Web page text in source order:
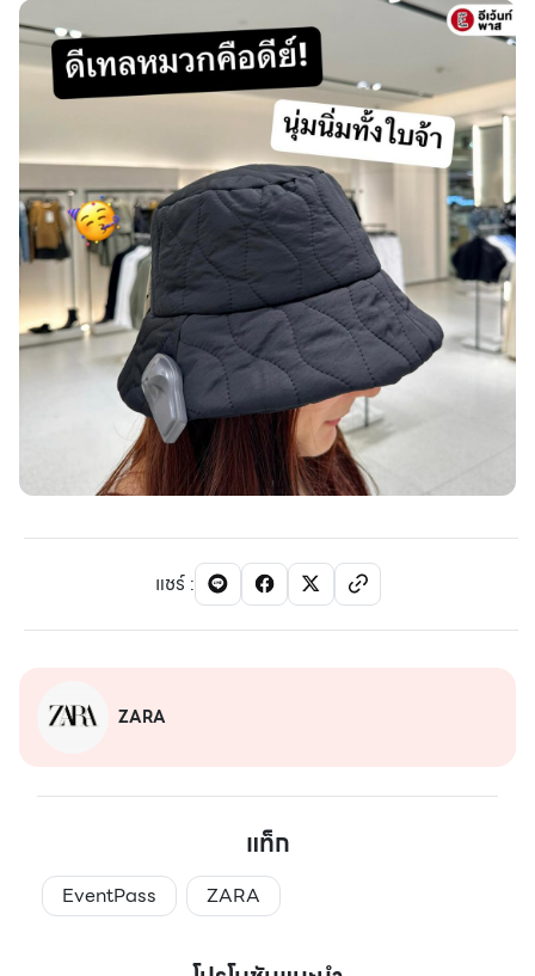
แชร์:
ZARA
แท็ก
EventPass ZARA